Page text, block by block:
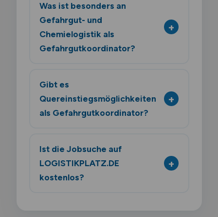
Was ist besonders an
Gefahrgut- und
Chemielogistik als
Gefahrgutkoordinator?
Gibt es
Quereinstiegsmöglichkeiten
als Gefahrgutkoordinator?
Ist die Jobsuche auf
LOGISTIKPLATZ.DE
kostenlos?